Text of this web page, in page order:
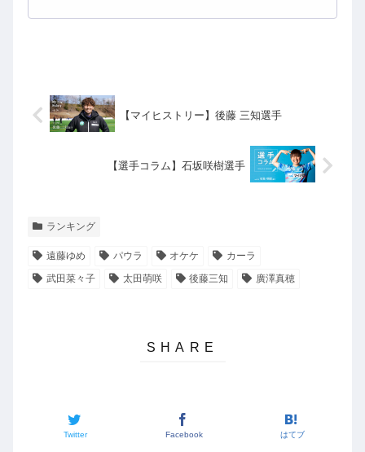
【マイヒストリー】後藤 三知選手
【選手コラム】石坂咲樹選手
ランキング
遠藤ゆめ パウラ オケケ
カーラ
武田菜々子
太田萌咲 後藤三知 廣澤真穂
Twitter Facebook はてブ